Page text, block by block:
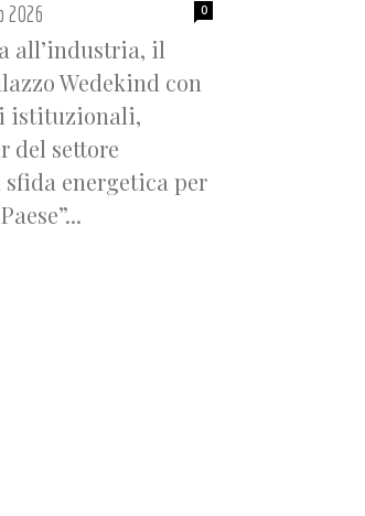
2026 0
all’industria, il
Wedekind con
istituzionali,
del settore
sfida energetica per